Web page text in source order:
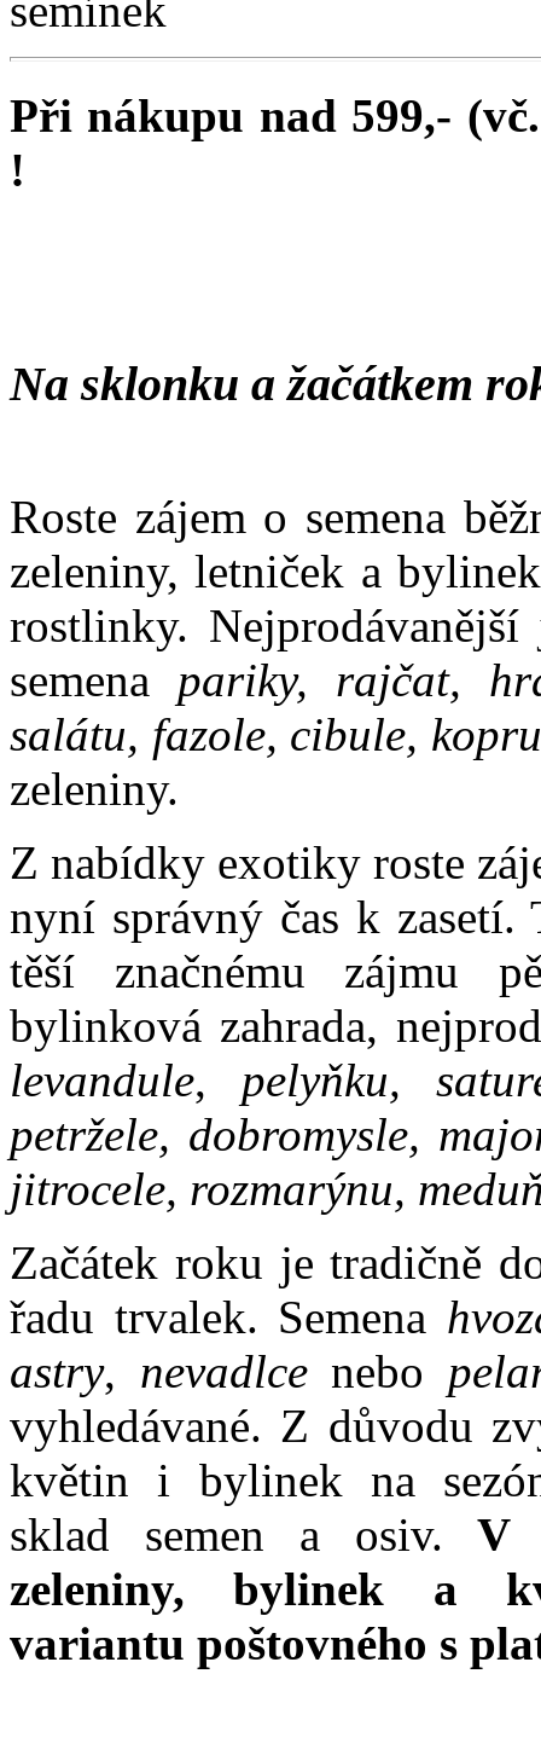
Při nákupu nad 599,-
!
Na sklonku a žačátkem
Roste zájem o semena
zeleniny, letniček a
rostlinky.
semena pariky, rajčat,
salátu, fazole, cibule,
zeleniny.
Z nabídky exotiky roste
nyní správný čas k zasetí.
těší značnému zájmu
bylinková zahrada,
levandule, pelyňku,
petržele, dobromysle,
jitrocele, rozmarýnu,
Začátek roku je tradičně
řadu trvalek. Semena
astry, nevadlcenebo
vyhledávané. Z důvodu
květin i bylinek na
sklad semen a osiv. V
zeleniny, bylinek a
variantu poštovného s